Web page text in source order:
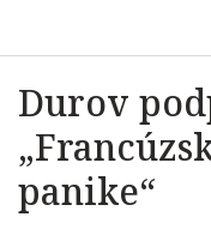
Durov
panike“